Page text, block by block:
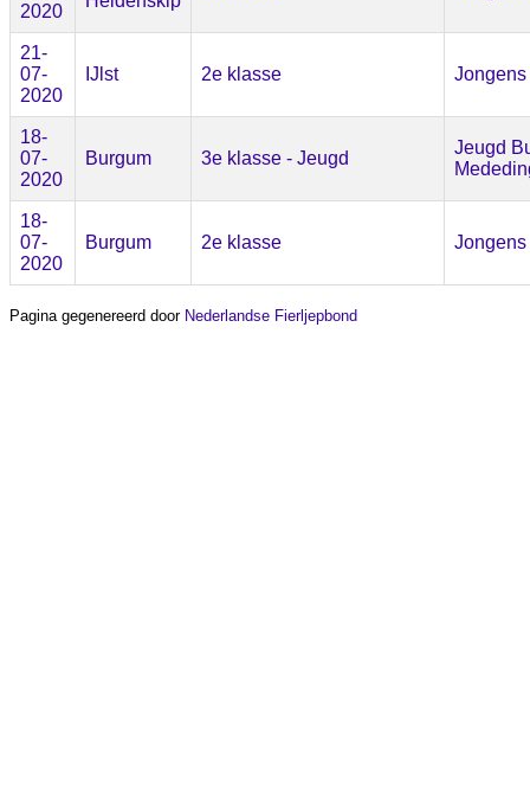
2020
21-
07-
2020
IJlst 2e klasse Jongens
18-
07-
2020
Burgum 3e klasse - Jeugd
Jeugd
18-
07-
2020
Burgum 2e klasse Jongens
Pagina gegenereerd door Nederlandse Fierljepbond